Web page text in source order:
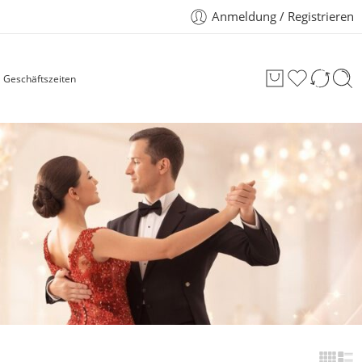
Anmeldung / Registrieren
Geschäftszeiten